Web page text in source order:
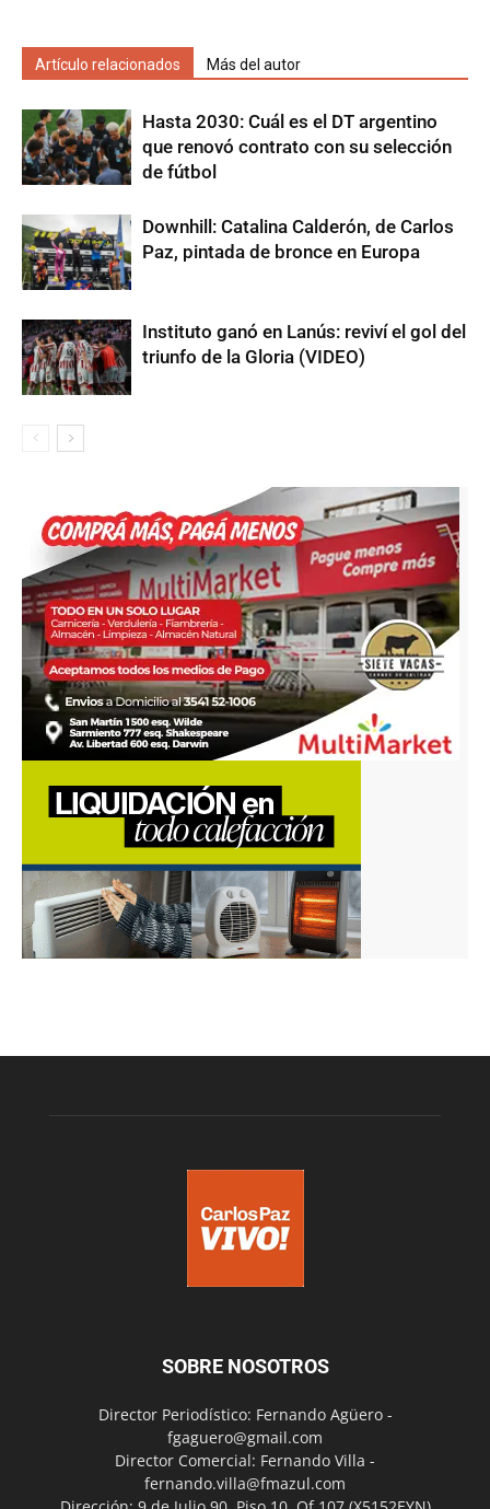
Artículo relacionados Más del autor
Hasta 2030: Cuál es el DT argentino
que renovó contrato con su selección
de fútbol
Downhill: Catalina Calderón, de Carlos
Paz, pintada de bronce en Europa
Instituto ganó en Lanús: reviví el gol del
triunfo de la Gloria (VIDEO)
SOBRE NOSOTROS
Director Periodístico: Fernando Agüero -
fgaguero@gmail.com
Director Comercial: Fernando Villa -
fernando.villa@fmazul.com